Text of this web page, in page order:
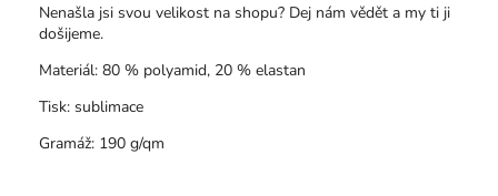
Nenašla jsi svou velikost na shopu? Dej nám vědět a my ti ji
došijeme.
Materiál: 80 % polyamid, 20 % elastan
Tisk: sublimace
Gramáž: 190 g/qm